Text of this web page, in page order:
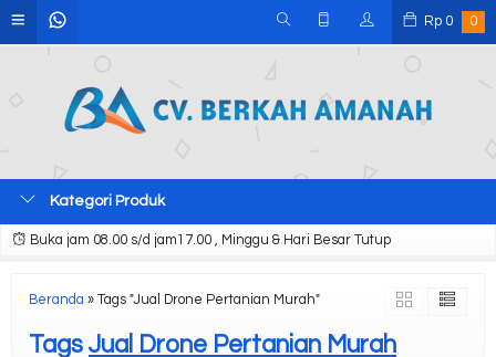
Rp 0 0
Kategori Produk
Buka jam 08.00 s/d jam17.00 , Minggu & Hari Besar Tutup
Beranda » Tags "Jual Drone Pertanian Murah"
Tags Jual Drone Pertanian Murah